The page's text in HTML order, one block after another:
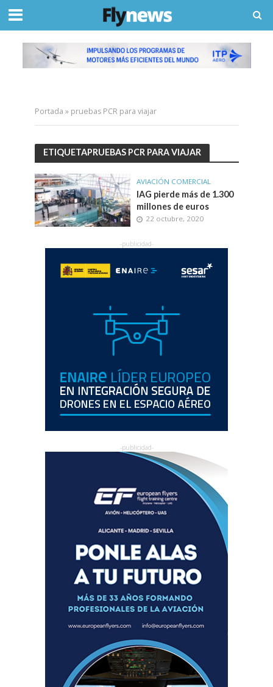
Portada » pruebas PCR para viajar
ETIQUETAPRUEBAS PCR PARA VIAJAR
AVIACIÓN COMERCIAL
IAG pierde más de 1.300
millones de euros
22 octubre, 2020